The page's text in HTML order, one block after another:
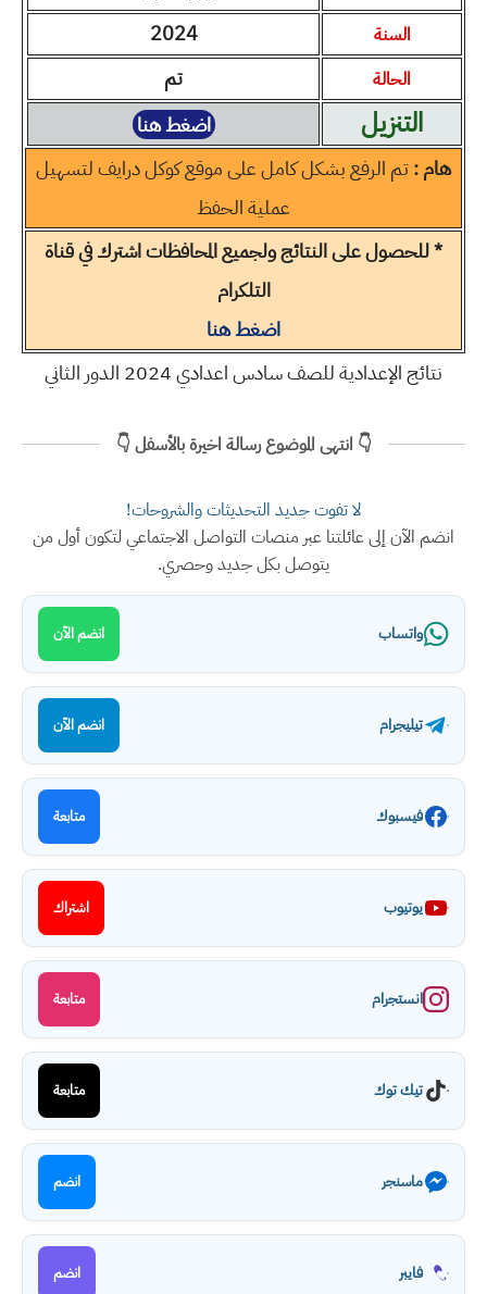
السنة 2024
الحالة تم
التنزيل
اضغط هنا
هام :تم الرفع بشكل كامل على موقع كوكل درايف لتسهيل
عملية الحفظ
* للحصول على النتائج ولجميع المحافظات اشترك في قناة
التلكرام
اضغط هنا
نتائج الإعدادية للصف سادس اعدادي 2024 الدور الثاني
👇 انتهى الموضوع رسالة اخيرة بالأسفل 👇
لا تفوت جديد التحديثات والشروحات!
انضم الآن إلى عائلتنا عبر منصات التواصل الاجتماعي لتكون أول من
يتوصل بكل جديد وحصري.
واتساب انضم الآن
تيليجرام انضم الآن
فيسبوك متابعة
يوتيوب اشتراك
انستجرام متابعة
تيك توك متابعة
ماسنجر انضم
فايبر انضم